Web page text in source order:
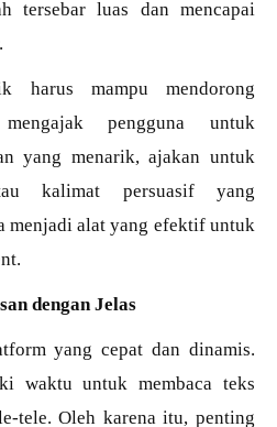
tersebar luas dan mencapai
harus mampu mendorong
pengguna untuk
yang menarik, ajakan untuk
kalimat persuasif yang
menjadi alat yang efektif untuk
dengan Jelas
yang cepat dan dinamis.
waktu untuk membaca teks
tele. Oleh karena itu, penting